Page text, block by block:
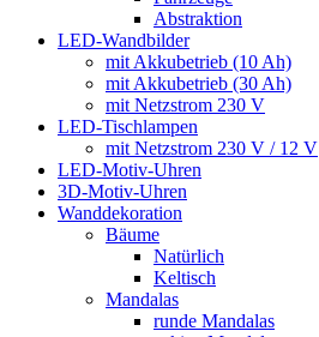
Abstraktion
LED-Wandbilder
mit Akkubetrieb (10 Ah)
mit Akkubetrieb (30 Ah)
mit Netzstrom 230 V
LED-Tischlampen
mit Netzstrom 230 V / 12 V
LED-Motiv-Uhren
3D-Motiv-Uhren
Wanddekoration
Bäume
Natürlich
Keltisch
Mandalas
runde Mandalas